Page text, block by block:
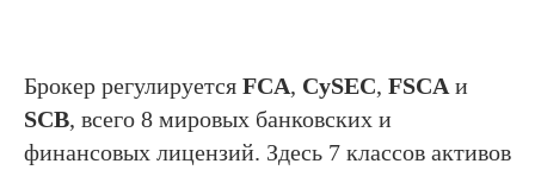
Брокер регулируется FCA, CySEC, FSCA и
SCB, всего 8 мировых банковских и
финансовых лицензий. Здесь 7 классов активов